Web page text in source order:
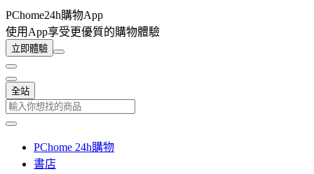
PChome24h購物App
使用App享受更優質的購物體驗
立即體驗
全站
PChome 24h購物
書店